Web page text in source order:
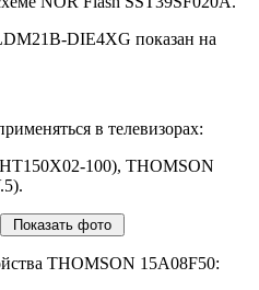
DIE4XG показан на
в телевизорах:
100), THOMSON
THOMSON 15A08F50: